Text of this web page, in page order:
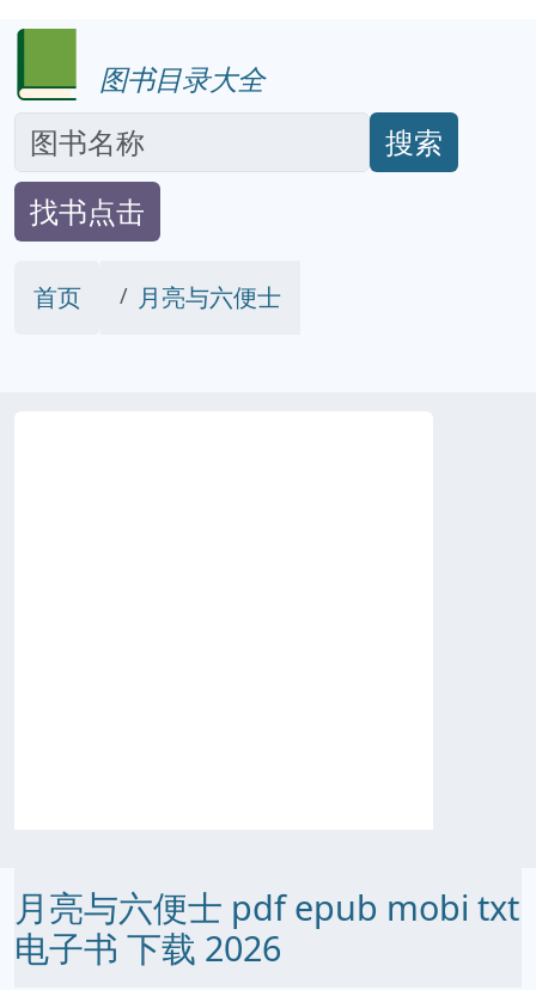
图书目录大全
搜索
找书点击
首页 月亮与六便士
月亮与六便士 pdf epub mobi txt
电子书 下载 2026